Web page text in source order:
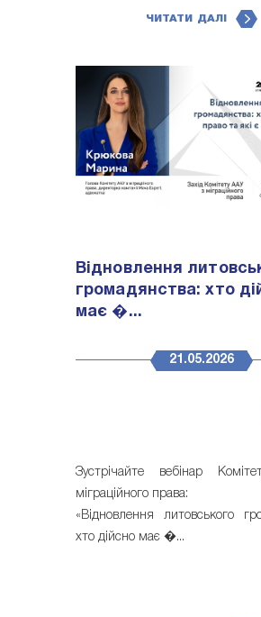
ЧИТАТИ ДАЛІ
Відновлення
громадянства: хто
має �...
21.05.2026
Зустрічайте вебінар
міграційного права:
«Відновлення литовського
хто дійсно має �...